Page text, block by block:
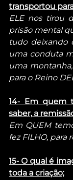
transportou
ELE nos tirou
prisão mental
tudo deixando
uma conduta
uma
para o Reino
14- Em quem
saber, a
Em QUEM
fez FILHO, para
15- O qual é
toda a criação;